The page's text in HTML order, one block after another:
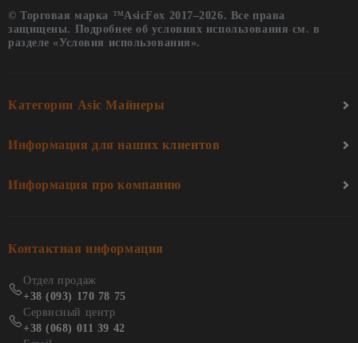
© Торговая марка ™AsicFox 2017–2026. Все права
защищены. Подробнее об условиях использования см. в
разделе «Условия использования».
Категории Asic Майнеры
Информация для наших клиентов
Информация про компанию
Контактная информация
Отдел продаж
+38 (093) 170 78 75
Сервисный центр
+38 (068) 011 39 42